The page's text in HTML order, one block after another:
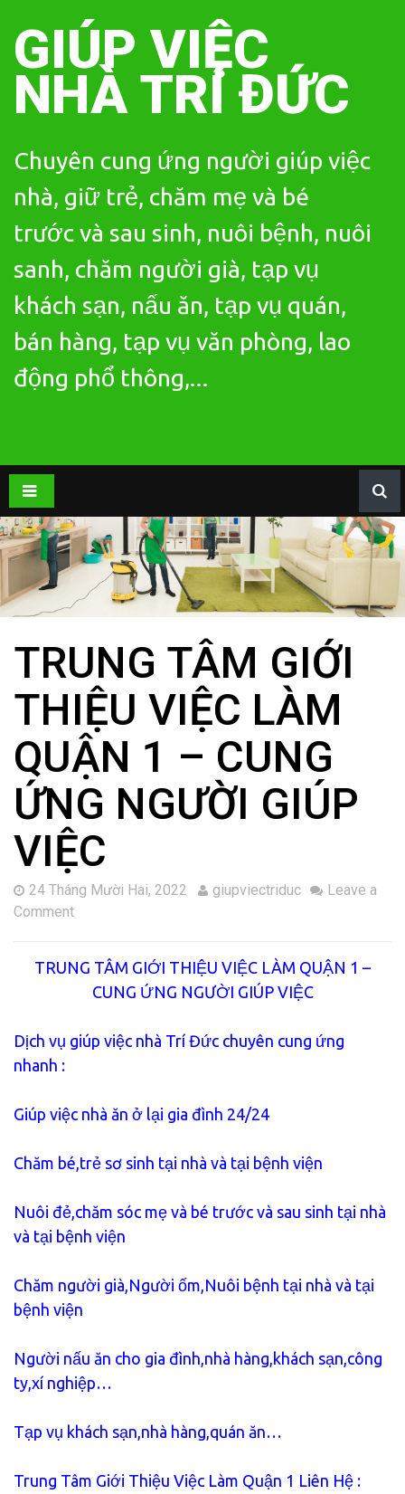
contentGIÚP VIỆC
NHÀ TRÍ ĐỨC
Chuyên cung ứng người giúp việc
nhà, giữ trẻ, chăm mẹ và bé
trước và sau sinh, nuôi bệnh, nuôi
sanh, chăm người già, tạp vụ
khách sạn, nấu ăn, tạp vụ quán,
bán hàng, tạp vụ văn phòng, lao
động phổ thông,...
TRUNG TÂM GIỚI
THIỆU VIỆC LÀM
QUẬN 1 – CUNG
ỨNG NGƯỜI GIÚP
VIỆC
24 Tháng Mười Hai, 2022 giupviectriduc
Leave a
Comment
TRUNG TÂM GIỚI THIỆU VIỆC LÀM QUẬN 1 –
CUNG ỨNG NGƯỜI GIÚP VIỆC
Dịch vụ giúp việc nhà Trí Đức chuyên cung ứng
nhanh :
Giúp việc nhà ăn ở lại gia đình 24/24
Chăm bé,trẻ sơ sinh tại nhà và tại bệnh viện
Nuôi đẻ,chăm sóc mẹ và bé trước và sau sinh tại nhà
và tại bệnh viện
Chăm người già,Người ốm,Nuôi bệnh tại nhà và tại
bệnh viện
Người nấu ăn cho gia đình,nhà hàng,khách sạn,công
ty,xí nghiệp…
Tạp vụ khách sạn,nhà hàng,quán ăn…
Trung Tâm Giới Thiệu Việc Làm Quận 1 Liên Hệ :